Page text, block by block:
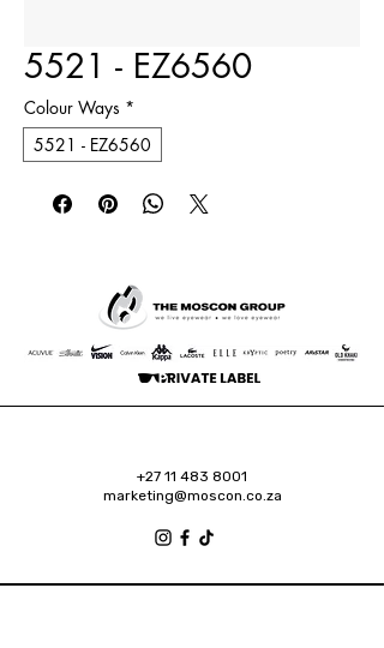
5521 - EZ6560
Colour Ways *
5521 - EZ6560
+27 11 483 8001
marketing@moscon.co.za